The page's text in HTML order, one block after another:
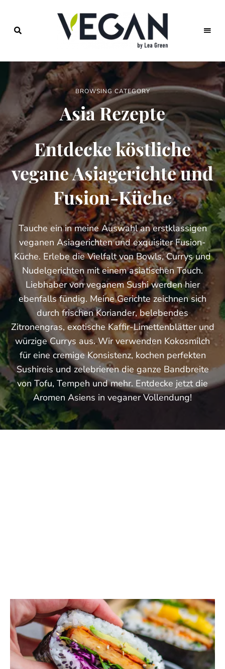
veggies
Foodblog
für
einfache
vegane
Rezepte,
saisonales
Kochen,
veganer
Lifestyle
BROWSING CATEGORY
Asia Rezepte
Entdecke köstliche
vegane Asiagerichte und
Fusion-Küche
Tauche ein in meine Auswahl an erstklassigen
veganen Asiagerichten und exquisiter Fusion-
Küche. Erlebe die Vielfalt von Bowls, Currys und
Nudelgerichten mit einem asiatischen Touch.
Liebhaber von veganem Sushi werden hier
ebenfalls fündig. Meine Gerichte zeichnen sich
durch frischen Koriander, belebendes
Zitronengras, exotische Kaffir-Limettenblätter und
würzige Currys aus. Wir verwenden Kokosmilch
für eine cremige Konsistenz, kochen perfekten
Sushireis und zelebrieren die ganze Bandbreite
von Tofu, Tempeh und mehr. Entdecke jetzt die
Aromen Asiens in veganer Vollendung!